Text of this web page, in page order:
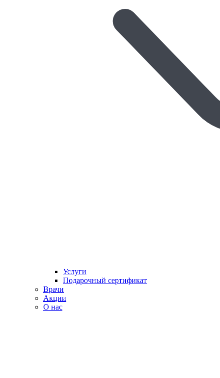
Услуги
Подарочный сертификат
Врачи
Акции
О нас